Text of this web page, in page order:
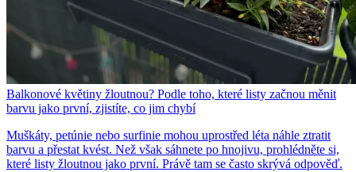
Balkonové květiny žloutnou? Podle toho, které listy začnou měnit
barvu jako první, zjistíte, co jim chybí
Muškáty, petúnie nebo surfinie mohou uprostřed léta náhle ztratit
barvu a přestat kvést. Než však sáhnete po hnojivu, prohlédněte si,
které listy žloutnou jako první. Právě tam se často skrývá odpověď.